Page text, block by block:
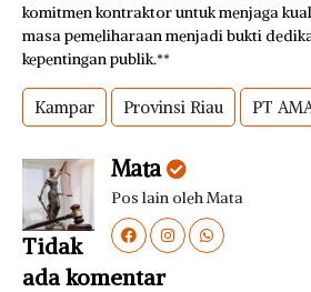
komitmen kontraktor untuk menjaga
masa pemeliharaan menjadi bukti
kepentingan publik.**
Kampar Provinsi Riau PT
Mata
Pos lain oleh Mata
Tidak
ada komentar